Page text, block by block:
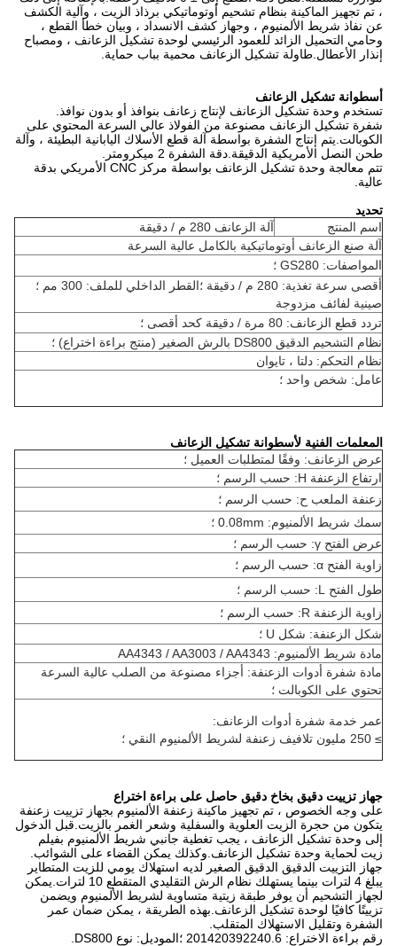
، تم تجهيز الماكينة بنظام تشحيم أوتوماتيكي برذاذ الزيت ، وآلية الكشف
عن نفاذ شريط الألمنيوم ، وجهاز كشف الانسداد ، وبيان خطأ القطع ،
وحامي التحميل الزائد للعمود الرئيسي لوحدة تشكيل الزعانف ، ومصباح
إنذار الأعطال.طاولة تشكيل الزعانف محمية بباب حماية.
أسطوانة تشكيل الزعانف
تستخدم وحدة تشكيل الزعانف لإنتاج زعانف بنوافذ أو بدون نوافذ.
شفرة تشكيل الزعانف مصنوعة من الفولاذ عالي السرعة المحتوي على
الكوبالت.يتم إنتاج الشفرة بواسطة آلة قطع الأسلاك اليابانية البطيئة ، وآلة
طحن النصل الأمريكية الدقيقة.دقة الشفرة 2 ميكرومتر.
تتم معالجة وحدة تشكيل الزعانف بواسطة مركز CNC الأمريكي بدقة
عالية.
تحديد
اسم المنتج
آلة الزعانف 280 م / دقيقة
آلة صنع الزعانف أوتوماتيكية بالكامل عالية السرعة
المواصفات: GS280 ؛
أقصى سرعة تغذية: 280 م / دقيقة ؛القطر الداخلي للملف: 300 مم ؛
صينية لفائف مزدوجة
تردد قطع الزعانف: 80 مرة / دقيقة كحد أقصى ؛
نظام التشحيم الدقيق DS800 بالرش الصغير (منتج براءة اختراع) ؛
نظام التحكم: دلتا ، تايوان
عامل: شخص واحد ؛
المعلمات الفنية لأسطوانة تشكيل الزعانف
عرض الزعانف: وفقًا لمتطلبات العميل ؛
ارتفاع الزعنفة H: حسب الرسم ؛
زعنفة الملعب ح: حسب الرسم ؛
سمك شريط الألمنيوم: 0.08mm ؛
عرض الفتح γ: حسب الرسم ؛
زاوية الفتح α: حسب الرسم ؛
طول الفتح L: حسب الرسم ؛
زاوية الزعنفة R: حسب الرسم ؛
شكل الزعنفة: شكل U ؛
مادة شريط الألمنيوم: AA4343 / AA3003 / AA4343
مادة شفرة أدوات الزعنفة: أجزاء مصنوعة من الصلب عالية السرعة
تحتوي على الكوبالت ؛
عمر خدمة شفرة أدوات الزعانف:
≥ 250 مليون تلافيف زعنفة لشريط الألمنيوم النقي ؛
جهاز تزييت دقيق بخاخ دقيق حاصل على براءة اختراع
على وجه الخصوص ، تم تجهيز ماكينة زعنفة الألمنيوم بجهاز تزييت زعنفة
يتكون من حجرة الزيت العلوية والسفلية وشعر الغمر بالزيت.قبل الدخول
إلى وحدة تشكيل الزعانف ، يجب تغطية جانبي شريط الألمنيوم بفيلم
زيت لحماية وحدة تشكيل الزعانف.وكذلك يمكن القضاء على الشوائب.
جهاز التزييت الدقيق الدقيق الصغير لديه استهلاك يومي للزيت المتطاير
يبلغ 4 لترات بينما يستهلك نظام الرش التقليدي المتقطع 10 لترات.يمكن
لجهاز التشحيم أن يوفر طبقة زيتية متساوية لشريط الألمنيوم ويضمن
تزييتًا كافيًا لوحدة تشكيل الزعانف.بهذه الطريقة ، يمكن ضمان عمر
الشفرة وتقليل الاستهلاك المتقلب.
رقم براءة الاختراع: 201420392240.6 ؛الموديل: نوع DS800.